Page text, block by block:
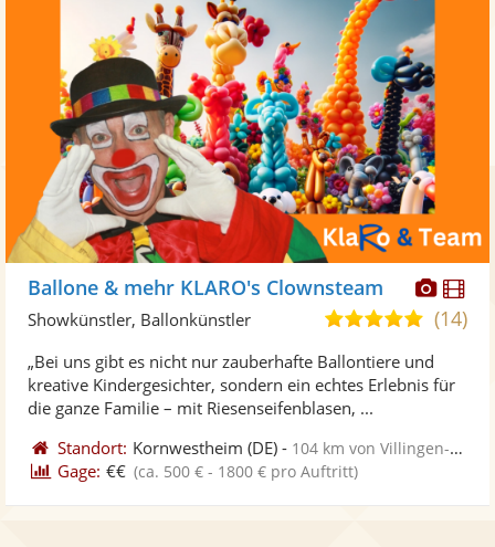
Ballone & mehr KLARO's Clownsteam
5,0
5
(14)
Showkünstler, Ballonkünstler
„Bei uns gibt es nicht nur zauberhafte Ballontiere und
kreative Kindergesichter, sondern ein echtes Erlebnis für
die ganze Familie – mit Riesenseifenblasen, ...
Standort: Kornwestheim (DE) - 104 km von Villingen-Schwenningen
Gage: €€ (ca. 500 € - 1800 € pro Auftritt)